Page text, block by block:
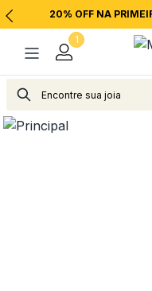
20% OFF NA
1
Joias Correntes